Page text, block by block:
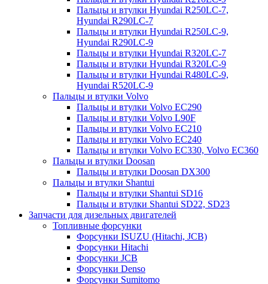
Пальцы и втулки Hyundai R250LC-7,
Hyundai R290LC-7
Пальцы и втулки Hyundai R250LC-9,
Hyundai R290LC-9
Пальцы и втулки Hyundai R320LC-7
Пальцы и втулки Hyundai R320LC-9
Пальцы и втулки Hyundai R480LC-9,
Hyundai R520LC-9
Пальцы и втулки Volvo
Пальцы и втулки Volvo EC290
Пальцы и втулки Volvo L90F
Пальцы и втулки Volvo EC210
Пальцы и втулки Volvo EC240
Пальцы и втулки Volvo EC330, Volvo EC360
Пальцы и втулки Doosan
Пальцы и втулки Doosan DX300
Пальцы и втулки Shantui
Пальцы и втулки Shantui SD16
Пальцы и втулки Shantui SD22, SD23
Запчасти для дизельных двигателей
Топливные форсунки
Форсунки ISUZU (Hitachi, JCB)
Форсунки Hitachi
Форсунки JCB
Форсунки Denso
Форсунки Sumitomo